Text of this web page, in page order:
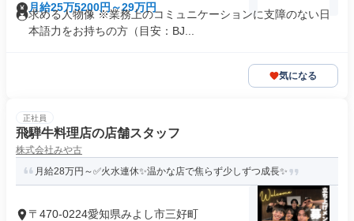
月給25万5200円～29万円
求める人物像 ※業務上のコミュニケーションに支障のない日
本語力をお持ちの方（目安：BJ...
気になる
正社員
飛騨牛料理店の店舗スタッフ
株式会社みや古
月給28万円～✅火水連休✨温かな店で焦らず少しずつ成長✨
〒470-0224愛知県みよし市三好町